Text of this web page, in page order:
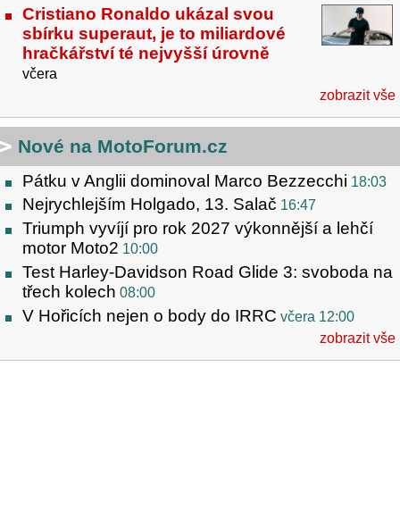
Cristiano Ronaldo ukázal svou
sbírku superaut, je to miliardové
hračkářství té nejvyšší úrovně
včera
zobrazit vše
Nové na MotoForum.cz
Pátku v Anglii dominoval Marco Bezzecchi 18:03
Nejrychlejším Holgado, 13. Salač 16:47
Triumph vyvíjí pro rok 2027 výkonnější a lehčí
motor Moto2 10:00
Test Harley-Davidson Road Glide 3: svoboda na
třech kolech 08:00
V Hořicích nejen o body do IRRC včera 12:00
zobrazit vše